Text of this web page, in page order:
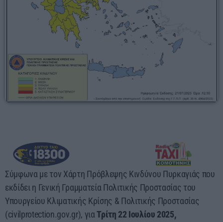
14:30 - 18:00
Presented by Giorgos
18:00 - 00:00
ΕΡΚΟ
00:00 - 05:00
Σύμφωνα με τον Χάρτη Πρόβλεψης Κινδύνου Πυρκαγιάς που
εκδίδει η Γενική Γραμματεία Πολιτικής Προστασίας του
Υπουργείου Κλιματικής Κρίσης & Πολιτικής Προστασίας
(civilprotection.gov.gr), γιαΤρίτη 22 Ιουλίου 2025,